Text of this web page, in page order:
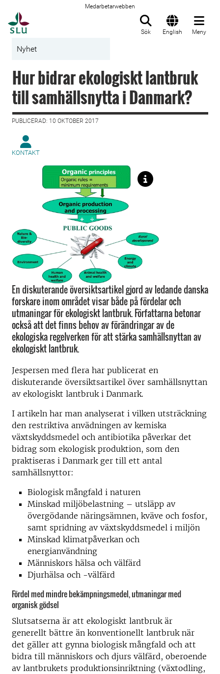
Medarbetarwebben
Sök English Meny
Nyhet
Hur bidrar ekologiskt lantbruk
till samhällsnytta i Danmark?
PUBLICERAD: 10 OKTOBER 2017
KONTAKT
En diskuterande översiktsartikel gjord av ledande danska
forskare inom området visar både på fördelar och
utmaningar för ekologiskt lantbruk. Författarna betonar
också att det finns behov av förändringar av de
ekologiska regelverken för att stärka samhällsnyttan av
ekologiskt lantbruk.
Jespersen med flera har publicerat en
diskuterande översiktsartikel över samhällsnyttan
av ekologiskt lantbruk i Danmark.
I artikeln har man analyserat i vilken utsträckning
den restriktiva anvädningen av kemiska
växtskyddsmedel och antibiotika påverkar det
bidrag som ekologisk produktion, som den
praktiseras i Danmark ger till ett antal
samhällsnyttor:
Biologisk mångfald i naturen
Minskad miljöbelastning – utsläpp av
övergödande näringsämnen, kväve och fosfor,
samt spridning av växtskyddsmedel i miljön
Minskad klimatpåverkan och
energianvändning
Människors hälsa och välfärd
Djurhälsa och -välfärd
Fördel med mindre bekämpningsmedel, utmaningar med
organisk gödsel
Slutsatserna är att ekologiskt lantbruk är
generellt bättre än konventionellt lantbruk när
det gäller att gynna biologisk mångfald och att
bidra till människors och djurs välfärd, oberoende
av lantbrukets produktionsinriktning (växtodling,